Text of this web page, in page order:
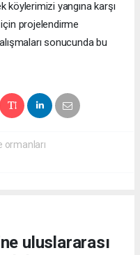
köylerimizi yangına karşı
projelendirme
sonucunda bu
ormanları
uluslararası